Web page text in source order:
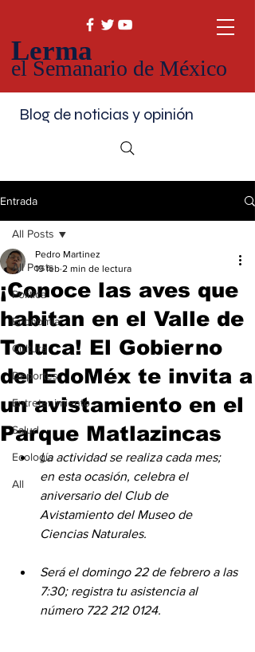
Lerma
el Semanario de México
Blog de noticias y opinión
Entrada
All Posts
Política
Economía
Cultura
Deportes
Entretenimiento
Salud
Ecología
All
All Posts
¡Conoce las aves que
habitan en el Valle de
Toluca! El Gobierno
del EdoMéx te invita a
un avistamiento en el
Parque Matlazincas
Pedro Martinez
19 feb 2 min de lectura
La actividad se realiza cada mes;
en esta ocasión, celebra el
aniversario del Club de
Avistamiento del Museo de
Ciencias Naturales.
Será el domingo 22 de febrero a las
7:30; registra tu asistencia al
número 722 212 0124.